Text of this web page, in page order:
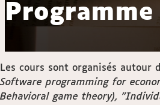
Programme
Les cours sont organisés autour
Software programming for
Behavioral game theory),